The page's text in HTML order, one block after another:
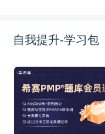
自我提升-学习包